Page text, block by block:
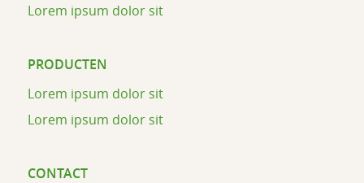
Lorem ipsum dolor sit
PRODUCTEN
Lorem ipsum dolor sit
Lorem ipsum dolor sit
CONTACT